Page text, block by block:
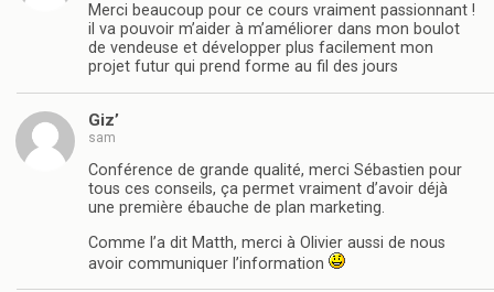
Merci beaucoup pour ce cours vraiment passionnant !
il va pouvoir m’aider à m’améliorer dans mon boulot
de vendeuse et développer plus facilement mon
projet futur qui prend forme au fil des jours
Giz’
sam
Conférence de grande qualité, merci Sébastien pour
tous ces conseils, ça permet vraiment d’avoir déjà
une première ébauche de plan marketing.
Comme l’a dit Matth, merci à Olivier aussi de nous
avoir communiquer l’information